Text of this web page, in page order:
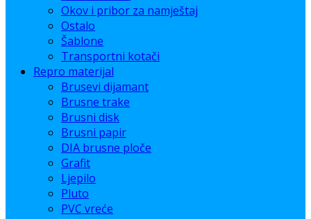
Okov i pribor za namještaj
Ostalo
Šablone
Transportni kotači
Repro materijal
Brusevi dijamant
Brusne trake
Brusni disk
Brusni papir
DIA brusne ploče
Grafit
Ljepilo
Pluto
PVC vreće